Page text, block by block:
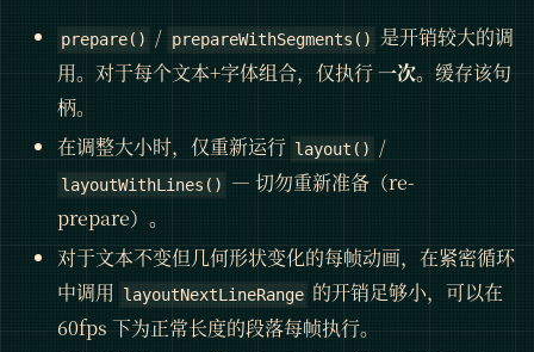
prepare() / prepareWithSegments() 是开销较大的调
用。对于每个文本+字体组合，仅执行一次。缓存该句
柄。
在调整大小时，仅重新运行 layout() /
layoutWithLines()
— 切勿重新准备（re-
prepare）。
对于文本不变但几何形状变化的每帧动画，在紧密循环
中调用 layoutNextLineRange 的开销足够小，可以在
60fps 下为正常长度的段落每帧执行。